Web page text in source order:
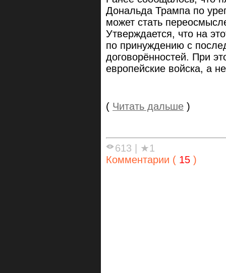
Дональда Трампа по
может стать
Утверждается, что на
по принуждению с
договорённостей. При
европейские войска, а
( Читать дальше )
613
★1
Комментарии ( 15 )